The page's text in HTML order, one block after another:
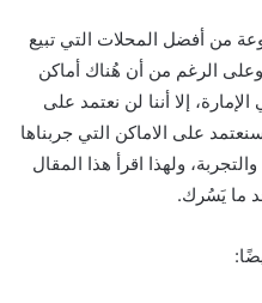
من أفضل المحلات التي تبيع
وعلى الرغم من أن هُناك أماكن
إلا أننا لن نعتمد على
على الاماكن التي جربناها
ولهذا اقرأ هذا المقال
ما يَسُرك.